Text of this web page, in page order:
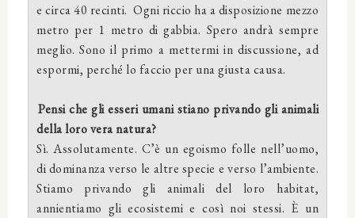
e circa 40 recinti. Ogni riccio ha a disposizione mezzo
metro per 1 metro di gabbia. Spero andrà sempre
meglio. Sono il primo a mettermi in discussione, ad
espormi, perché lo faccio per una giusta causa.
Pensi che gli esseri umani stiano privando gli animali
della loro vera natura?
Sì. Assolutamente. C’è un egoismo folle nell’uomo,
di dominanza verso le altre specie e verso l’ambiente.
Stiamo privando gli animali del loro habitat,
annientiamo gli ecosistemi e così noi stessi. È un